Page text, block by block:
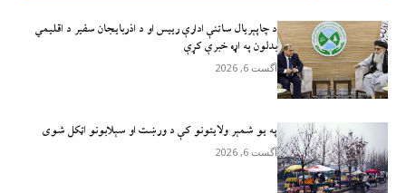
د چاپېریال ساتنې ادارې رییس او د اذربایجان سفیر د اقلیمي
بدلون په اړه خبرې کړې
آگست 6, 2026
په یو شمېر ولایتونو کې د ورښت او سېلابونو اټکل شوی
آگست 6, 2026